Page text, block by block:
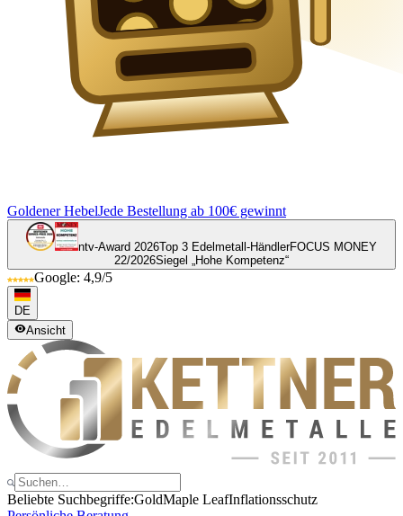
Goldener HebelJede Bestellung ab 100€ gewinnt
ntv-Award 2026Top 3 Edelmetall-HändlerFOCUS MONEY
22/2026Siegel „Hohe Kompetenz“
Google: 4,9/5
DE
Ansicht
Beliebte Suchbegriffe:GoldMaple LeafInflationsschutz